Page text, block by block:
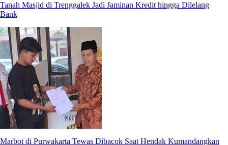
Tanah Masjid di Trenggalek Jadi Jaminan Kredit hingga Dilelang
Bank
Marbot di Purwakarta Tewas Dibacok Saat Hendak Kumandangkan